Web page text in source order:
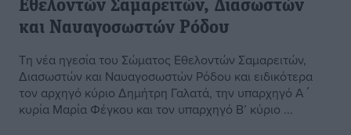
Εθελοντών Σαμαρειτών, Διασωστών
και Ναυαγοσωστών Ρόδου
Τη νέα ηγεσία του Σώματος Εθελοντών Σαμαρειτών,
Διασωστών και Ναυαγοσωστών Ρόδου και ειδικότερα
τον αρχηγό κύριο Δημήτρη Γαλατά, την υπαρχηγό Α΄
κυρία Μαρία Φέγκου και τον υπαρχηγό Β’ κύριο ...